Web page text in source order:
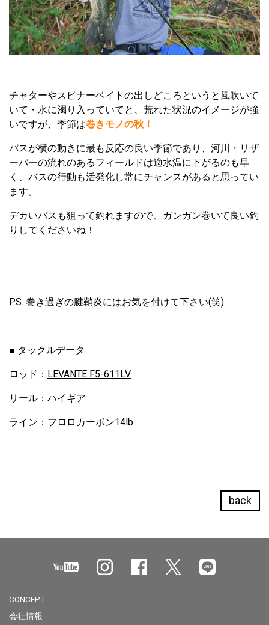
チャターやスピナーベイトの出しどころというと風吹いて
いて・水に濁り入っていてと、荒れた状況のイメージが強
いですが、季節は巻きモノの秋！
バスが横の動きに最も反応の良い季節であり、河川・リザ
ーバーの流れのあるフィールドは適水温に下がるのも早
く、バスの行動も活発化し常にチャンスがあると思ってい
ます。
デカいバスも狙って釣れますので、ガンガン巻いて良い釣
りしてくださいね！
P.S. 巻き過ぎの腱鞘炎にはお気を付けて下さい(笑)
■ タックルデータ
ロッド： LEVANTE F5-611LV
リール：ハイギア
ライン：フロロカーボン14lb
back
CONCEPT
会社情報